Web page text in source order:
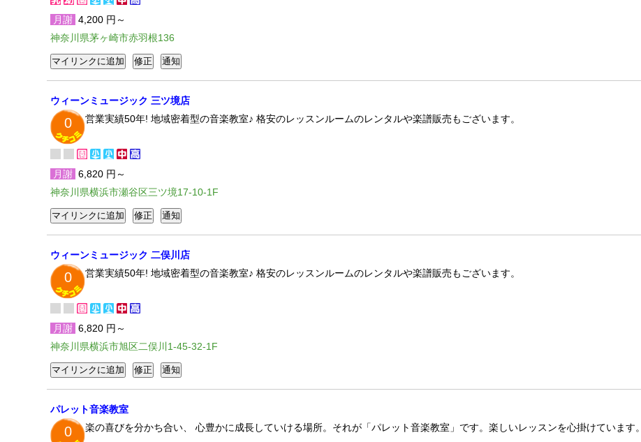
月謝 4,200 円～
神奈川県茅ヶ崎市赤羽根136
ウィーンミュージック 三ツ境店
0 営業実績50年! 地域密着型の音楽教室♪ 格安のレッスンルームのレンタルや楽譜販売もございます。
月謝 6,820 円～
神奈川県横浜市瀬谷区三ツ境17-10-1F
ウィーンミュージック 二俣川店
0 営業実績50年! 地域密着型の音楽教室♪ 格安のレッスンルームのレンタルや楽譜販売もございます。
月謝 6,820 円～
神奈川県横浜市旭区二俣川1-45-32-1F
パレット音楽教室
0 楽の喜びを分かち合い、 心豊かに成長していける場所。それが「パレット音楽教室」です。楽しいレッスンを心掛けています。